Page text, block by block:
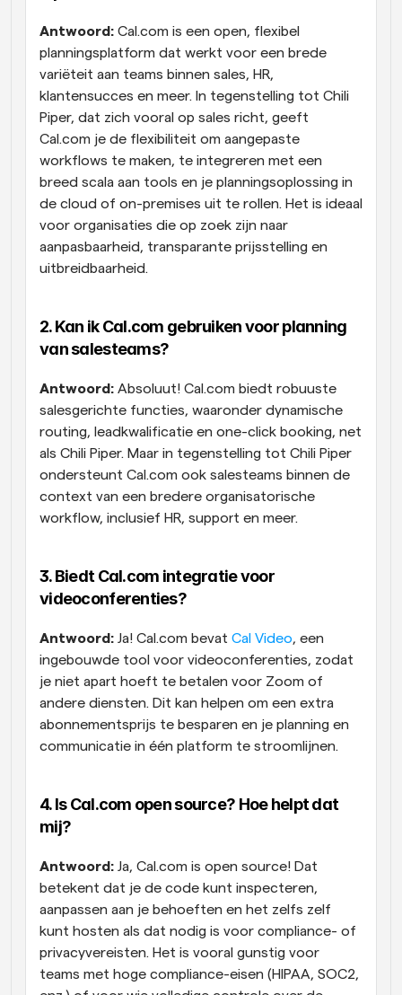
Antwoord: Cal.com is een open, flexibel
planningsplatform dat werkt voor een brede
variëteit aan teams binnen sales, HR,
klantensucces en meer. In tegenstelling tot Chili
Piper, dat zich vooral op sales richt, geeft
Cal.com je de flexibiliteit om aangepaste
workflows te maken, te integreren met een
breed scala aan tools en je planningsoplossing in
de cloud of on-premises uit te rollen. Het is ideaal
voor organisaties die op zoek zijn naar
aanpasbaarheid, transparante prijsstelling en
uitbreidbaarheid.
2. Kan ik Cal.com gebruiken voor planning
van salesteams?
Antwoord: Absoluut! Cal.com biedt robuuste
salesgerichte functies, waaronder dynamische
routing, leadkwalificatie en one-click booking, net
als Chili Piper. Maar in tegenstelling tot Chili Piper
ondersteunt Cal.com ook salesteams binnen de
context van een bredere organisatorische
workflow, inclusief HR, support en meer.
3. Biedt Cal.com integratie voor
videoconferenties?
Antwoord: Ja! Cal.com bevat Cal Video, een
ingebouwde tool voor videoconferenties, zodat
je niet apart hoeft te betalen voor Zoom of
andere diensten. Dit kan helpen om een extra
abonnementsprijs te besparen en je planning en
communicatie in één platform te stroomlijnen.
4. Is Cal.com open source? Hoe helpt dat
mij?
Antwoord: Ja, Cal.com is open source! Dat
betekent dat je de code kunt inspecteren,
aanpassen aan je behoeften en het zelfs zelf
kunt hosten als dat nodig is voor compliance- of
privacyvereisten. Het is vooral gunstig voor
teams met hoge compliance-eisen (HIPAA, SOC2,